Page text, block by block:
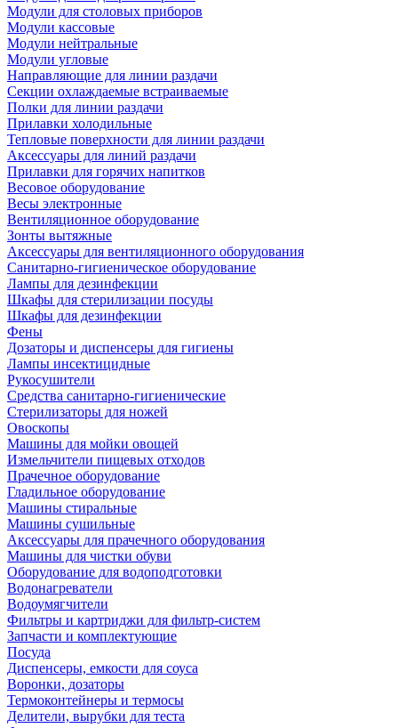
Модули для столовых приборов
Модули кассовые
Модули нейтральные
Модули угловые
Направляющие для линии раздачи
Секции охлаждаемые встраиваемые
Полки для линии раздачи
Прилавки холодильные
Тепловые поверхности для линии раздачи
Аксессуары для линий раздачи
Прилавки для горячих напитков
Весовое оборудование
Весы электронные
Вентиляционное оборудование
Зонты вытяжные
Аксессуары для вентиляционного оборудования
Санитарно-гигиеническое оборудование
Лампы для дезинфекции
Шкафы для стерилизации посуды
Шкафы для дезинфекции
Фены
Дозаторы и диспенсеры для гигиены
Лампы инсектицидные
Рукосушители
Средства санитарно-гигиенические
Стерилизаторы для ножей
Овоскопы
Машины для мойки овощей
Измельчители пищевых отходов
Прачечное оборудование
Гладильное оборудование
Машины стиральные
Машины сушильные
Аксессуары для прачечного оборудования
Машины для чистки обуви
Оборудование для водоподготовки
Водонагреватели
Водоумягчители
Фильтры и картриджи для фильтр-систем
Запчасти и комплектующие
Посуда
Диспенсеры, емкости для соуса
Воронки, дозаторы
Термоконтейнеры и термосы
Делители, вырубки для теста